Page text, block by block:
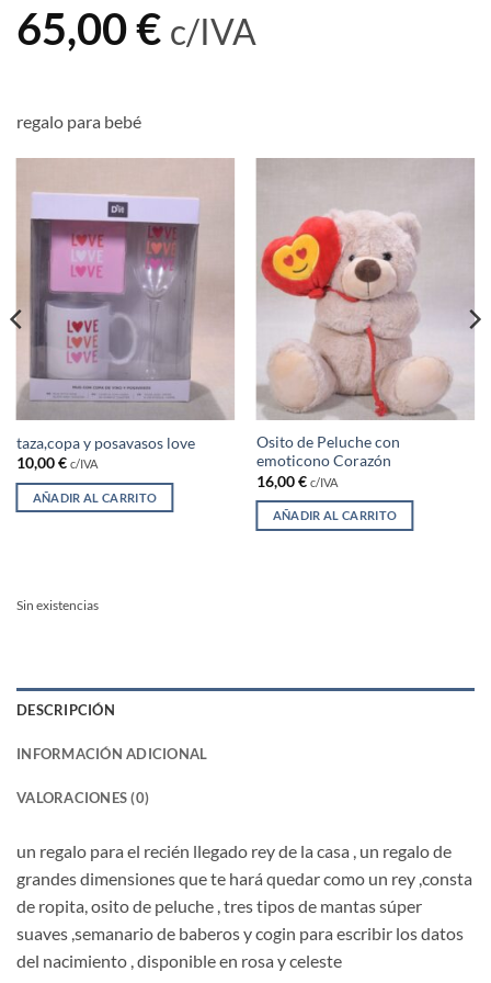
65,00€ c/IVA
regalo para bebé
taza,copa y posavasos love
10,00€ c/IVA
AÑADIR AL CARRITO
Osito de Peluche con
emoticono Corazón
16,00€ c/IVA
AÑADIR AL CARRITO
Sin existencias
DESCRIPCIÓN
INFORMACIÓN ADICIONAL
VALORACIONES (0)
un regalo para el recién llegado rey de la casa , un regalo de
grandes dimensiones que te hará quedar como un rey ,consta
de ropita, osito de peluche , tres tipos de mantas súper
suaves ,semanario de baberos y cogin para escribir los datos
del nacimiento , disponible en rosa y celeste